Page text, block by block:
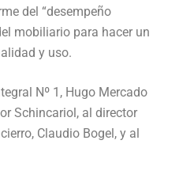
del “desempeño
mobiliario para hacer un
y uso.
Nº 1, Hugo Mercado
Schincariol, al director
Claudio Bogel, y al